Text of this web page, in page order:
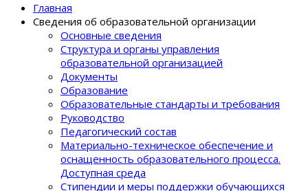
Главная
Сведения об образовательной организации
Основные сведения
Структура и органы управления
образовательной организацией
Документы
Образование
Образовательные стандарты и требования
Руководство
Педагогический состав
Материально-техническое обеспечение и
оснащенность образовательного процеcса.
Доступная среда
Стипендии и меры поддержки обучающихся